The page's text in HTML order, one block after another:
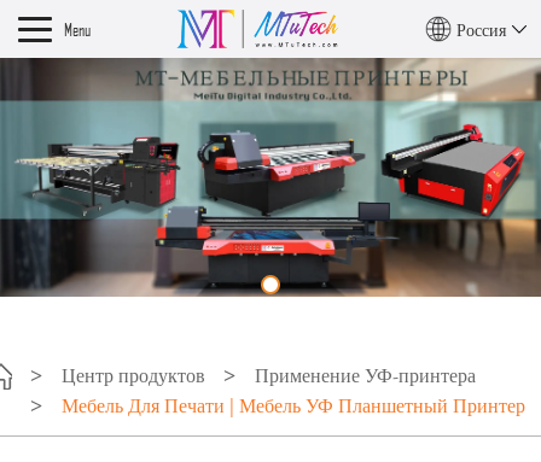
Menu Россия
Центр продуктов
Применение УФ-принтера
Мебель Для Печати | Мебель УФ Планшетный Принтер